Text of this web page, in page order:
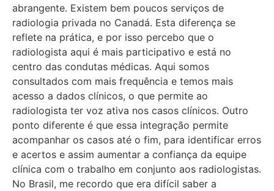
abrangente. Existem bem poucos serviços de
radiologia privada no Canadá. Esta diferença se
reflete na prática, e por isso percebo que o
radiologista aqui é mais participativo e está no
centro das condutas médicas. Aqui somos
consultados com mais frequência e temos mais
acesso a dados clínicos, o que permite ao
radiologista ter voz ativa nos casos clínicos. Outro
ponto diferente é que essa integração permite
acompanhar os casos até o fim, para identificar erros
e acertos e assim aumentar a confiança da equipe
clínica com o trabalho em conjunto aos radiologistas.
No Brasil, me recordo que era difícil saber a